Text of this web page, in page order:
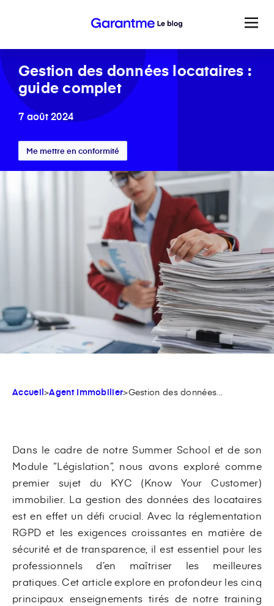
Gestion des données locataires :
guide complet
7 août 2024
Me mettre en conformité
Accueil>Agent Immobilier>Gestion des données...
Dans le cadre de notre Summer School et de son
Module “Législation”, nous avons exploré comme
premier sujet du KYC (Know Your Customer)
immobilier. La gestion des données des locataires
est en effet un défi crucial. Avec la réglementation
RGPD et les exigences croissantes en matière de
sécurité et de transparence, il est essentiel pour les
professionnels d’en maîtriser les meilleures
pratiques. Cet article explore en profondeur les cinq
principaux enseignements tirés de notre training